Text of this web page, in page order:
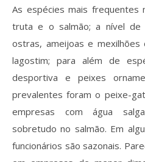
As espécies mais frequentes
truta e o salmão; a nível de
ostras, ameijoas e
lagostim; para além de
desportiva e peixes
prevalentes foram o peixe-
empresas com água
sobretudo no salmão. Em
funcionários são sazonais.